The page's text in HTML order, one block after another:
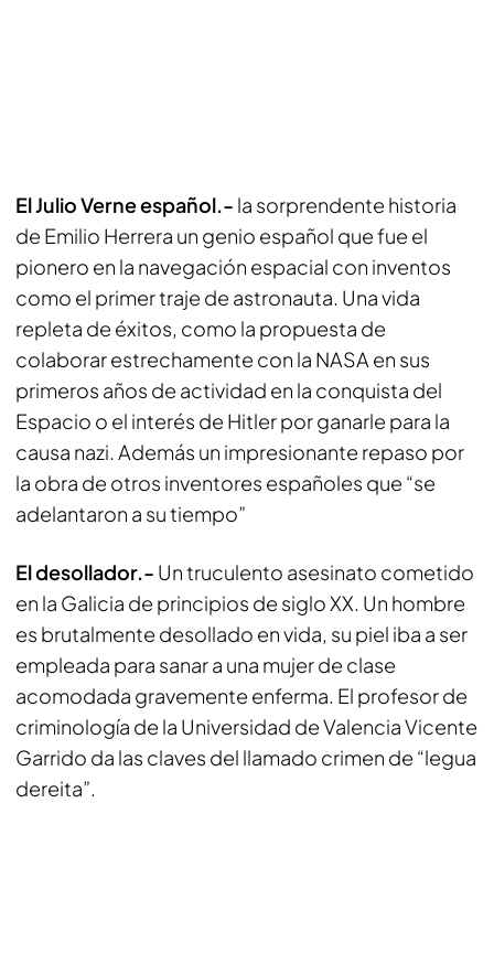
El Julio Verne español.- la sorprendente historia
de Emilio Herrera un genio español que fue el
pionero en la navegación espacial con inventos
como el primer traje de astronauta. Una vida
repleta de éxitos, como la propuesta de
colaborar estrechamente con la NASA en sus
primeros años de actividad en la conquista del
Espacio o el interés de Hitler por ganarle para la
causa nazi. Además un impresionante repaso por
la obra de otros inventores españoles que “se
adelantaron a su tiempo”
El desollador.- Un truculento asesinato cometido
en la Galicia de principios de siglo XX. Un hombre
es brutalmente desollado en vida, su piel iba a ser
empleada para sanar a una mujer de clase
acomodada gravemente enferma. El profesor de
criminología de la Universidad de Valencia Vicente
Garrido da las claves del llamado crimen de “legua
dereita”.